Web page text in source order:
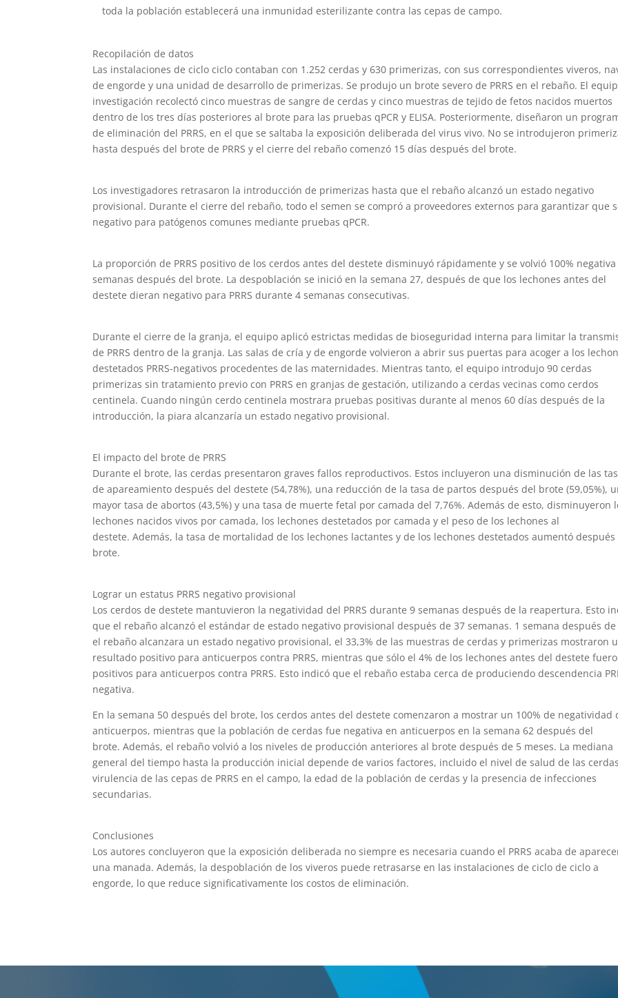
toda la población establecerá una inmunidad esterilizante contra las cepas de campo.
Recopilación de datos
Las instalaciones de ciclo ciclo contaban con 1.252 cerdas y 630 primerizas, con sus correspondientes viveros,
de engorde y una unidad de desarrollo de primerizas. Se produjo un brote severo de PRRS en el rebaño. El
investigación recolectó cinco muestras de sangre de cerdas y cinco muestras de tejido de fetos nacidos muertos
dentro de los tres días posteriores al brote para las pruebas qPCR y ELISA. Posteriormente, diseñaron un
de eliminación del PRRS, en el que se saltaba la exposición deliberada del virus vivo. No se introdujeron
hasta después del brote de PRRS y el cierre del rebaño comenzó 15 días después del brote.
Los investigadores retrasaron la introducción de primerizas hasta que el rebaño alcanzó un estado negativo
provisional. Durante el cierre del rebaño, todo el semen se compró a proveedores externos para garantizar que
negativo para patógenos comunes mediante pruebas qPCR.
La proporción de PRRS positivo de los cerdos antes del destete disminuyó rápidamente y se volvió 100% negativa
semanas después del brote. La despoblación se inició en la semana 27, después de que los lechones antes del
destete dieran negativo para PRRS durante 4 semanas consecutivas.
Durante el cierre de la granja, el equipo aplicó estrictas medidas de bioseguridad interna para limitar la
de PRRS dentro de la granja. Las salas de cría y de engorde volvieron a abrir sus puertas para acoger a los
destetados PRRS-negativos procedentes de las maternidades. Mientras tanto, el equipo introdujo 90 cerdas
primerizas sin tratamiento previo con PRRS en granjas de gestación, utilizando a cerdas vecinas como cerdos
centinela. Cuando ningún cerdo centinela mostrara pruebas positivas durante al menos 60 días después de la
introducción, la piara alcanzaría un estado negativo provisional.
El impacto del brote de PRRS
Durante el brote, las cerdas presentaron graves fallos reproductivos. Estos incluyeron una disminución de las
de apareamiento después del destete (54,78%), una reducción de la tasa de partos después del brote (59,05%),
mayor tasa de abortos (43,5%) y una tasa de muerte fetal por camada del 7,76%. Además de esto, disminuyeron
lechones nacidos vivos por camada, los lechones destetados por camada y el peso de los lechones al
destete. Además, la tasa de mortalidad de los lechones lactantes y de los lechones destetados aumentó después
brote.
Lograr un estatus PRRS negativo provisional
Los cerdos de destete mantuvieron la negatividad del PRRS durante 9 semanas después de la reapertura. Esto
que el rebaño alcanzó el estándar de estado negativo provisional después de 37 semanas. 1 semana después
el rebaño alcanzara un estado negativo provisional, el 33,3% de las muestras de cerdas y primerizas mostraron
resultado positivo para anticuerpos contra PRRS, mientras que sólo el 4% de los lechones antes del destete
positivos para anticuerpos contra PRRS. Esto indicó que el rebaño estaba cerca de produciendo descendencia
negativa.
En la semana 50 después del brote, los cerdos antes del destete comenzaron a mostrar un 100% de negatividad
anticuerpos, mientras que la población de cerdas fue negativa en anticuerpos en la semana 62 después del
brote. Además, el rebaño volvió a los niveles de producción anteriores al brote después de 5 meses. La mediana
general del tiempo hasta la producción inicial depende de varios factores, incluido el nivel de salud de las
virulencia de las cepas de PRRS en el campo, la edad de la población de cerdas y la presencia de infecciones
secundarias.
Conclusiones
Los autores concluyeron que la exposición deliberada no siempre es necesaria cuando el PRRS acaba de
una manada. Además, la despoblación de los viveros puede retrasarse en las instalaciones de ciclo de ciclo a
engorde, lo que reduce significativamente los costos de eliminación.